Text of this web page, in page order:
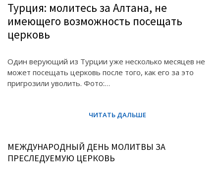
Турция: молитесь за Алтана, не
имеющего возможность посещать
церковь
Один верующий из Турции уже несколько месяцев не
может посещать церковь после того, как его за это
пригрозили уволить. Фото:…
МЕЖДУНАРОДНЫЙ ДЕНЬ МОЛИТВЫ ЗА
ПРЕСЛЕДУЕМУЮ ЦЕРКОВЬ